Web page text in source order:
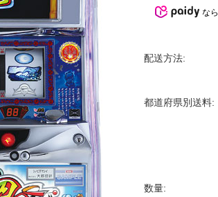
なら
配送方法:
都道府県別送料:
数量: